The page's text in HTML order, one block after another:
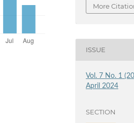
More
ISSUE
Vol. 7 No. 1
April 2024
SECTION